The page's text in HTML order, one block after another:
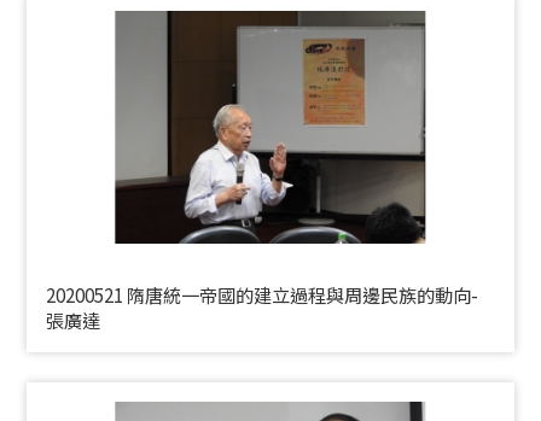
20200521 隋唐統一帝國的建立過程與周邊民族的動向-
張廣達